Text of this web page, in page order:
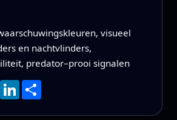
visueel
en nachtvlinders,
predator–prooi signalen
LinkedIn
Deel